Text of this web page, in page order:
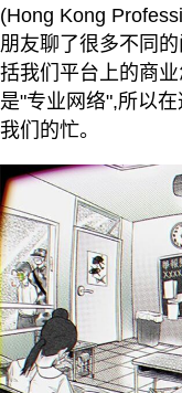
(Hong Kong
朋友聊了很多不同
括我们平台上的商
是"专业网络",所以
我们的忙。